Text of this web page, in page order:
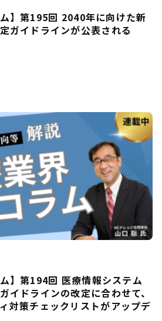
】第195回 2040年に向けた新
ガイドラインが公表される
】第194回 医療情報システム
イドラインの改定に合わせて、
対策チェックリストがアップデ